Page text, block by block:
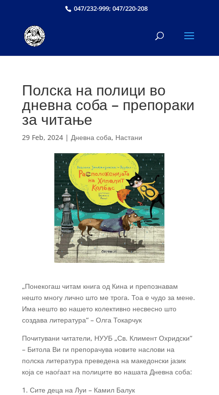
047/232-999; 047/220-208
Полска на полици во
дневна соба – препораки
за читање
29 Feb, 2024| Дневна соба, Настани
„Понекогаш читам книга од Кина и препознавам
нешто многу лично што ме трога. Тоа е чудо за мене.
Има нешто во нашето колективно несвесно што
создава литература“ – Олга Токарчук
Почитувани читатели, НУУБ „Св. Климент Охридски“
– Битола Ви ги препорачува новите наслови на
полска литература преведена на македонски јазик
која се наоѓаат на полиците во нашата Дневна соба:
1. Сите деца на Луи – Камил Балук